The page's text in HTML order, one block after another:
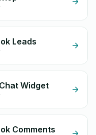
Leads
Widget
Comments